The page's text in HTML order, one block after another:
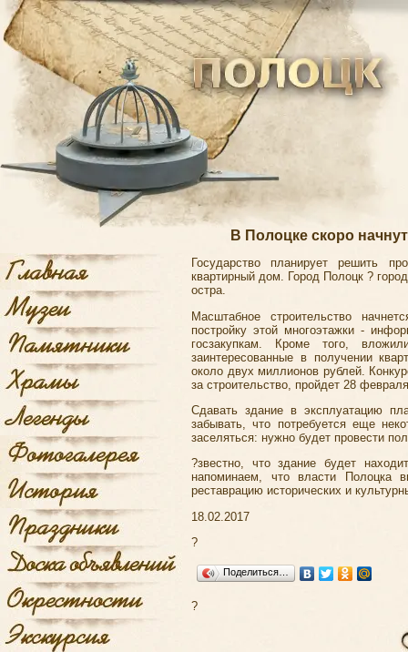
В Полоцке скоро
Государство планирует решить
квартирный дом. Город Полоцк ?
остра.
Масштабное строительство
постройку этой многоэтажки -
госзакупкам. Кроме того,
заинтересованные в получении
около двух миллионов рублей.
за строительство, пройдет 28
Сдавать здание в эксплуатацию
забывать, что потребуется еще
заселяться: нужно будет провести
?звестно, что здание будет
напоминаем, что власти Полоцка
реставрацию исторических и
18.02.2017
?
Поделиться…
?